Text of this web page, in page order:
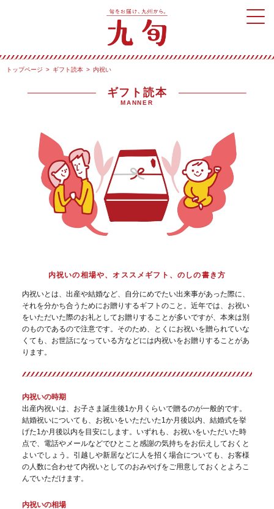
トップページ ギフト読本 内祝い
ギフト読本
MANNER
内祝いの相場や、オススメギフト、のしの書き方
内祝いとは、出産や結婚など、自分にめでたい出来事があった際に、
それを分かち合うためにお贈りするギフトのこと。近年では、お祝い
をいただいた際のお礼としてお贈りすることが多いですが、本来は別
のものであるので注意です。そのため、とくにお祝いを贈られていな
くても、お世話になっている方などには内祝いをお贈りすることがあ
ります。
内祝いの時期
出産内祝いは、お子さま誕生後1か月くらいで贈るのが一般的です。
結婚祝いについても、お祝いをいただいた1か月後以内、結婚式を挙
げた1か月後以内を目安にします。いずれも、お祝いをいただいた時
点で、電話やメールなどでひとこと感謝の気持ちをお伝えしておくと
よいでしょう。引越しや新居などに人を招く場合についても、お客様
の人数に合わせて内祝いとしてのおみやげをご用意しておくとよろこ
んでいただけます。
内祝いの相場